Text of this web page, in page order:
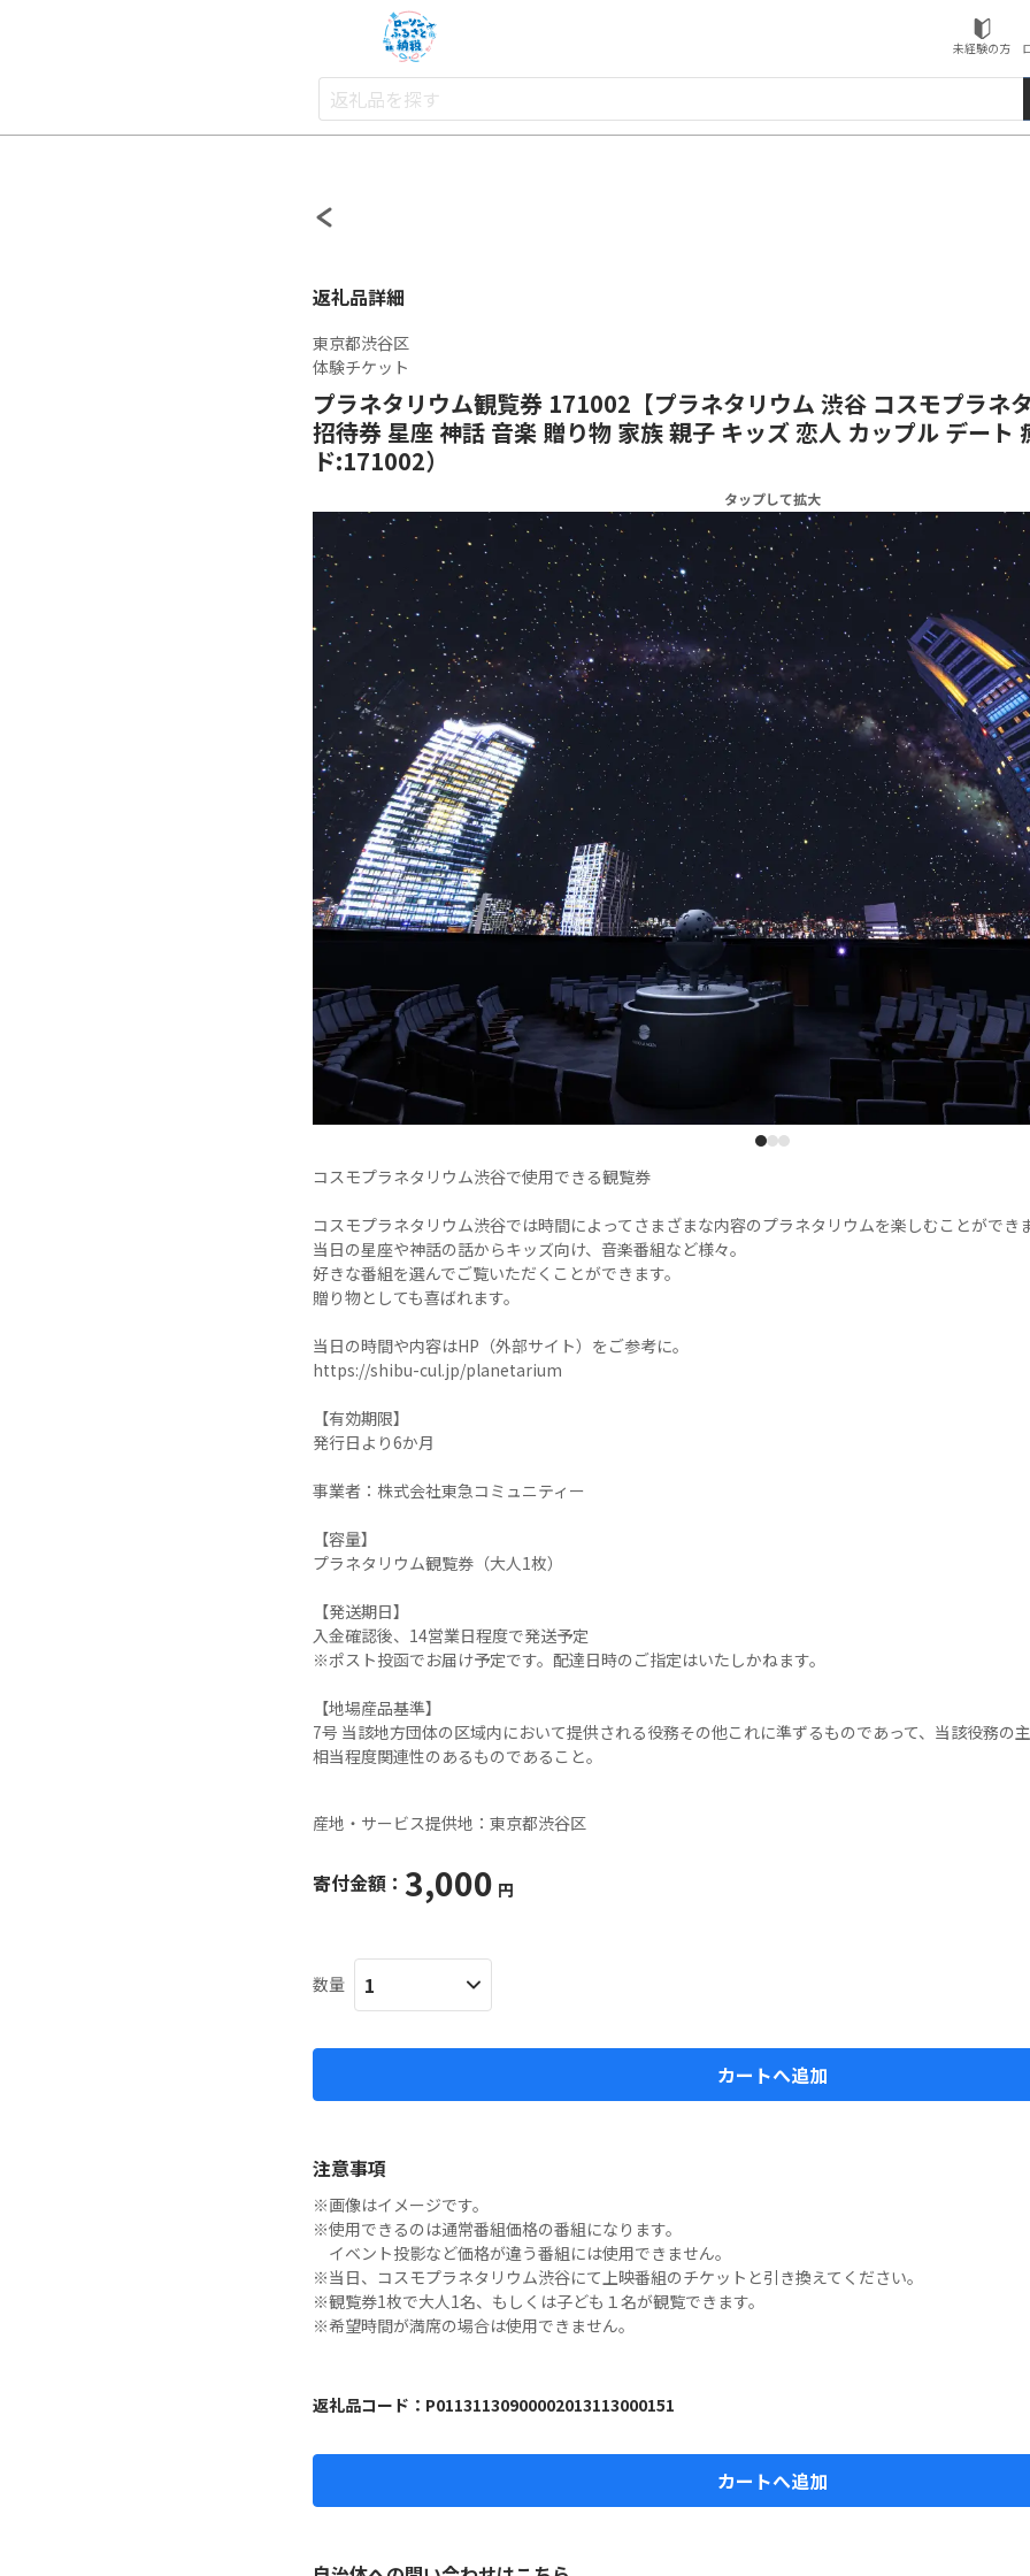
未経験の方
返礼品詳細
東京都渋谷区
体験チケット
プラネタリウム観覧券 171002【プラネタリウム 渋谷 コスモプラネ
招待券 星座 神話 音楽 贈り物 家族 親子 キッズ 恋人 カップル デート
ド:171002）
タップして拡大
1 2 3
コスモプラネタリウム渋谷で使用できる観覧券
コスモプラネタリウム渋谷では時間によってさまざまな内容のプラネタリウムを楽しむことができ
当日の星座や神話の話からキッズ向け、音楽番組など様々。
好きな番組を選んでご覧いただくことができます。
贈り物としても喜ばれます。
当日の時間や内容はHP（外部サイト）をご参考に。
https://shibu-cul.jp/planetarium
【有効期限】
発行日より6か月
事業者：株式会社東急コミュニティー
【容量】
プラネタリウム観覧券（大人1枚）
【発送期日】
入金確認後、14営業日程度で発送予定
※ポスト投函でお届け予定です。配達日時のご指定はいたしかねます。
【地場産品基準】
7号 当該地方団体の区域内において提供される役務その他これに準ずるものであって、当該役務の
相当程度関連性のあるものであること。
産地・サービス提供地： 東京都渋谷区
寄付金額： 3,000 円
数量
カートへ追加
注意事項
※画像はイメージです。
※使用できるのは通常番組価格の番組になります。
イベント投影など価格が違う番組には使用できません。
※当日、コスモプラネタリウム渋谷にて上映番組のチケットと引き換えてください。
※観覧券1枚で大人1名、もしくは子ども１名が観覧できます。
※希望時間が満席の場合は使用できません。
返礼品コード： P01131130900002013113000151
カートへ追加